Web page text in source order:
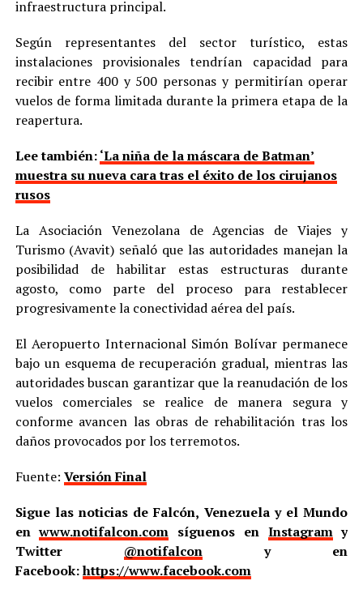
infraestructura principal.
Según representantes del sector turístico, estas
instalaciones provisionales tendrían capacidad para
recibir entre 400 y 500 personas y permitirían operar
vuelos de forma limitada durante la primera etapa de la
reapertura.
Lee también:‘La niña de la máscara de Batman’
muestra su nueva cara tras el éxito de los cirujanos
rusos
La Asociación Venezolana de Agencias de Viajes y
Turismo (Avavit) señaló que las autoridades manejan la
posibilidad de habilitar estas estructuras durante
agosto, como parte del proceso para restablecer
progresivamente la conectividad aérea del país.
El Aeropuerto Internacional Simón Bolívar permanece
bajo un esquema de recuperación gradual, mientras las
autoridades buscan garantizar que la reanudación de los
vuelos comerciales se realice de manera segura y
conforme avancen las obras de rehabilitación tras los
daños provocados por los terremotos.
Fuente: Versión Final
Sigue las noticias de Falcón, Venezuela y el Mundo
enwww.notifalcon.com síguenos en Instagramy
Twitter @notifalcony en
Facebook:https://www.facebook.com